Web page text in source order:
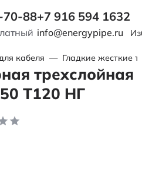
70-88+7 916 594 1632
info@energypipe.ru
кабеля — Гладкие жесткие
трехслойная
Т120 НГ